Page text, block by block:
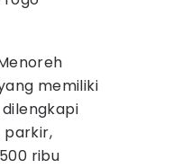
memiliki
parkir,
ribu